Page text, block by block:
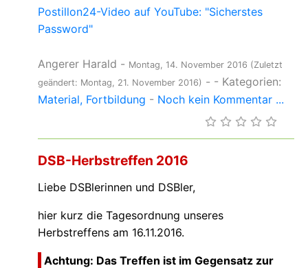
Postillon24-Video auf YouTube: "Sicherstes
Password"
Angerer Harald - Montag, 14. November 2016 (Zuletzt
geändert: Montag, 21. November 2016) - - Kategorien:
Material Fortbildung - Noch kein Kommentar ...
DSB-Herbstreffen 2016
Liebe DSBlerinnen und DSBler,
hier kurz die Tagesordnung unseres
Herbstreffens am 16.11.2016.
Achtung: Das Treffen ist im Gegensatz zur